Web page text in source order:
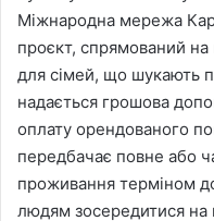
Міжнародна мережа
проєкт, спрямований
для сімей, що шукають
надається грошова
оплату орендованого
передбачає повне або
проживання терміном
людям зосередитися на